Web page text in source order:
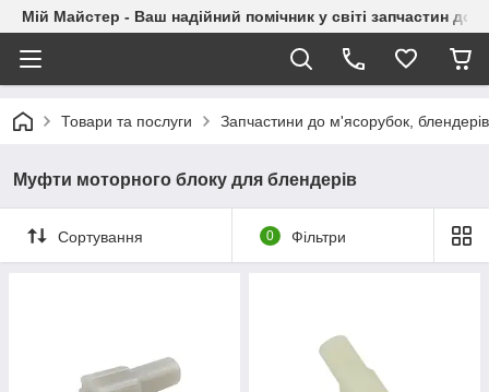
Мій Майстер - Ваш надійний помічник у світі запчастин до
Товари та послуги Запчастини до м'ясорубок,
Муфти моторного блоку для блендерів
Сортування 0 Фільтри